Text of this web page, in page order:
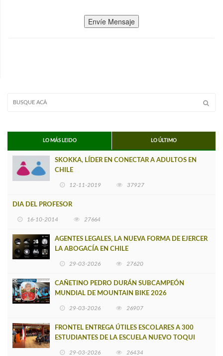
Envíe Mensaje
LO MÁS LEIDO LO ÚLTIMO
SKOKKA, LÍDER EN CONECTAR A ADULTOS EN
CHILE
12-11-2019 37927
DIA DEL PROFESOR
16-10-2014 27664
AGENTES LEGALES, LA NUEVA FORMA DE EJERCER
LA ABOGACÍA EN CHILE
29-03-2026 27620
CAÑETINO PEDRO DURÁN SUBCAMPEÓN
MUNDIAL DE MOUNTAIN BIKE 2026
29-03-2026 26907
FRONTEL ENTREGA ÚTILES ESCOLARES A 300
ESTUDIANTES DE LA ESCUELA NUEVO TOQUI
29-03-2026 26434